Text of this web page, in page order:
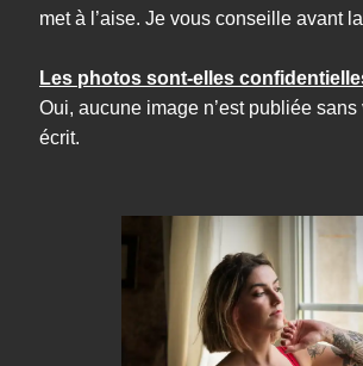
met à l’aise. Je vous conseille avant
Les photos sont-elles
Oui, aucune image n’est publiée sans
écrit.